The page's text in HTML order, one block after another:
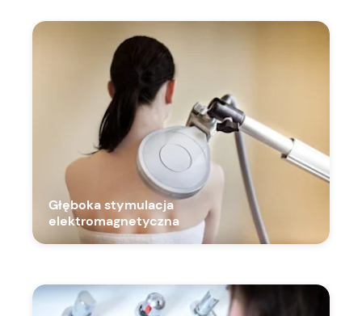
Głęboka stymulacja
elektromagnetyczna